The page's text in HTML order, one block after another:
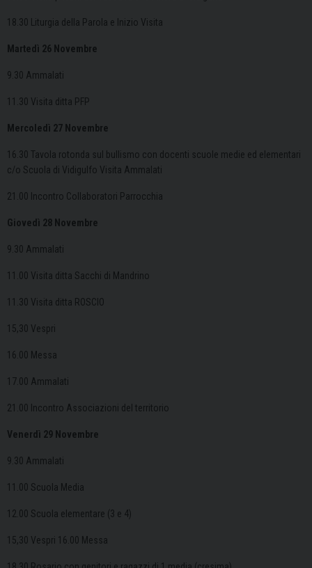
18.30 Liturgia della Parola e Inizio Visita
Martedì 26 Novembre
9.30 Ammalati
11.30 Visita ditta PFP
Mercoledì 27 Novembre
16.30 Tavola rotonda sul bullismo con docenti scuole medie ed elementari
c/o Scuola di Vidigulfo Visita Ammalati
21.00 Incontro Collaboratori Parrocchia
Giovedì 28 Novembre
9.30 Ammalati
11.00 Visita ditta Sacchi di Mandrino
11.30 Visita ditta ROSCIO
15,30 Vespri
16.00 Messa
17.00 Ammalati
21.00 Incontro Associazioni del territorio
Venerdì 29 Novembre
9.30 Ammalati
11.00 Scuola Media
12.00 Scuola elementare (3 e 4)
15,30 Vespri 16.00 Messa